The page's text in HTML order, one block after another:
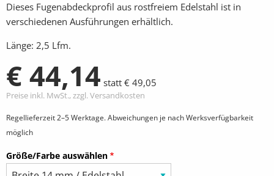
Dieses Fugenabdeckprofil aus rostfreiem Edelstahl ist in
verschiedenen Ausführungen erhältlich.
Länge: 2,5 Lfm.
€ 44,14 statt € 49,05
Preise inkl. MwSt., zzgl. Versandkosten
Regellieferzeit 2–5 Werktage. Abweichungen je nach Werksverfügbarkeit
möglich
Größe/Farbe auswählen